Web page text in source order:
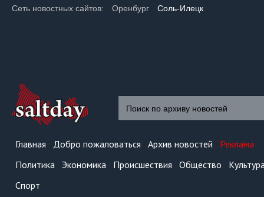
Сеть новостных сайтов: Оренбург Соль-Илецк
Главная Добро пожаловаться Архив новостей
Реклама
Политика Экономика Происшествия Общество
Спорт